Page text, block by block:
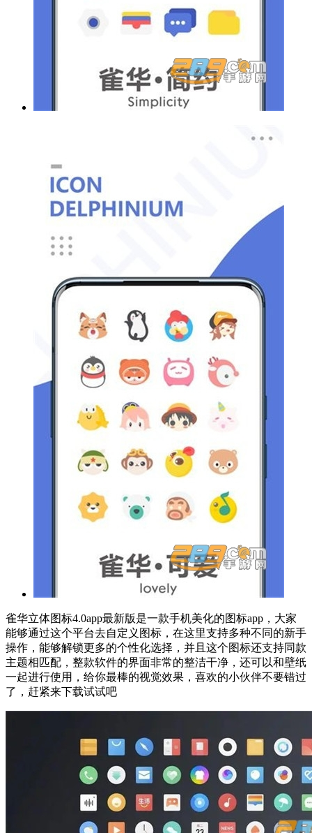
雀华立体图标4.0app最新版是一款手机美化的图标app，大家
能够通过这个平台去自定义图标，在这里支持多种不同的新手
操作，能够解锁更多的个性化选择，并且这个图标还支持同款
主题相匹配，整款软件的界面非常的整洁干净，还可以和壁纸
一起进行使用，给你最棒的视觉效果，喜欢的小伙伴不要错过
了，赶紧来下载试试吧